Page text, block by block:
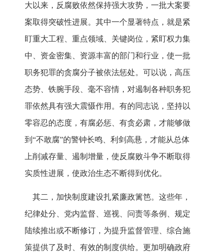
大以来，反腐败依然保持强大攻势，一批大案要
案取得突破性进展。其中一个显著特点，就是紧
盯重大工程、重点领域、关键岗位，紧盯权力集
中、资金密集、资源丰富的部门和行业，使一批
职务犯罪的贪腐分子被依法惩处。可以说，高压
态势、铁腕手段、毫不容情，对遏制各种职务犯
罪依然具有强大震慑作用。有的同志说，坚持以
零容忍的态度，有腐必惩、有贪必肃，才能够做
到“不敢腐”的警钟长鸣、利剑高悬，才能从总体
上削减存量、遏制增量，使反腐败斗争不断取得
实质性进展，使政治生态不断得到优化。
其二，加快制度建设扎紧廉政篱笆。这些年，
纪律处分、党内监督、巡视、问责等条例、规定
陆续推出或不断修订，为提升监督管理、综合施
策提供了及时、有效的制度供给。更加明确政府